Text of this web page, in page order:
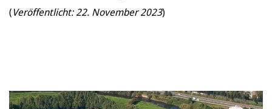
(Veröffentlicht: 22. November 2023)